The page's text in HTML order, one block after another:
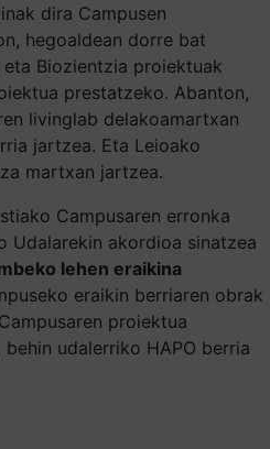
dira Campusen
hegoaldean dorre bat
Biozientzia proiektuak
prestatzeko. Abanton,
livinglab delakoamartxan
jartzea. Eta Leioako
martxan jartzea.
Campusaren erronka
Udalarekin akordioa sinatzea
lehen eraikina
eraikin berriaren obrak
proiektua
udalerriko HAPO berria